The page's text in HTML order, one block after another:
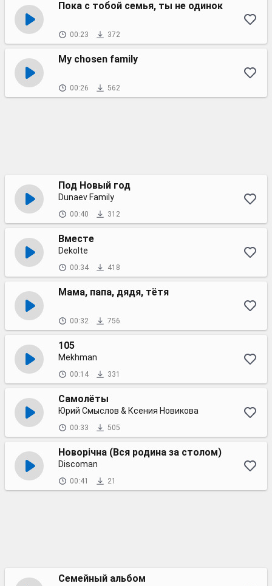
Пока с тобой семья, ты не одинок
00:23 372
My chosen family
00:26 562
Под Новый год
Dunaev Family
00:40 312
Вместе
Dekolte
00:34 418
Мама, папа, дядя, тётя
00:32 756
105
Mekhman
00:14 331
Самолёты
Юрий Смыслов & Ксения Новикова
00:33 505
Новорічна (Вся родина за столом)
Discoman
00:41 21
Семейный альбом